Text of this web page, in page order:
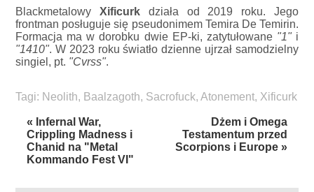
Blackmetalowy Xificurkdziała od 2019 roku. Jego
frontman posługuje się pseudonimem Temira De Temirin.
Formacja ma w dorobku dwie EP-ki, zatytułowane "1" i
"1410". W 2023 roku światło dzienne ujrzał samodzielny
singiel, pt. "Cvrss".
Tagi: Neolith, Baalzagoth, Sacrofuck,Atonement, Xificurk
« Infernal War,
Crippling Madness i
Chanid na "Metal
Kommando Fest VI"
Dżem i Omega
Testamentum przed
Scorpions i Europe »